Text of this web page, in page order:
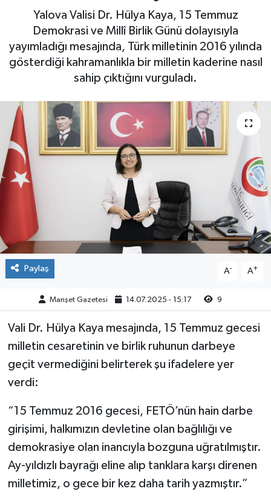
Yalova Valisi Dr. Hülya Kaya, 15 Temmuz
Demokrasi ve Millî Birlik Günü dolayısıyla
yayımladığı mesajında, Türk milletinin 2016 yılında
gösterdiği kahramanlıkla bir milletin kaderine nasıl
sahip çıktığını vurguladı.
Paylaş A- A+
Manşet Gazetesi 14.07.2025 - 15:17 9
Vali Dr. Hülya Kaya mesajında, 15 Temmuz gecesi
milletin cesaretinin ve birlik ruhunun darbeye
geçit vermediğini belirterek şu ifadelere yer
verdi:
“15 Temmuz 2016 gecesi, FETÖ’nün hain darbe
girişimi, halkımızın devletine olan bağlılığı ve
demokrasiye olan inancıyla bozguna uğratılmıştır.
Ay-yıldızlı bayrağı eline alıp tanklara karşı direnen
milletimiz, o gece bir kez daha tarih yazmıştır.”
Yaşam